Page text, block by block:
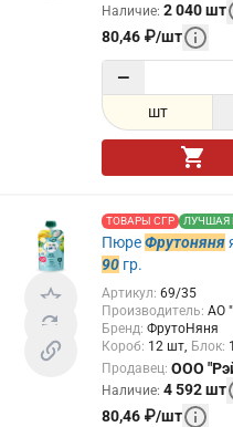
Наличие: 2 040шт
80,46 ₽/шт
−
шт
ТОВАРЫ СГР ЛУЧШАЯ
ПюреФрутоняня
90 гр.
Артикул: 69/35
Производитель: АО
Бренд: ФрутоНяня
Короб: 12 шт Блок:
Продавец: ООО
Наличие: 4 592шт
80,46 ₽/шт